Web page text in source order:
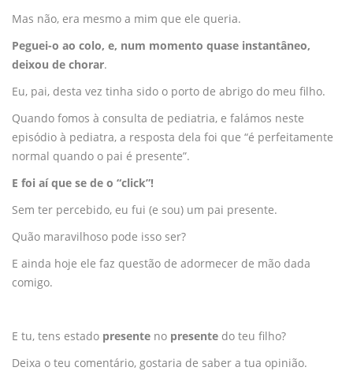
Mas não, era mesmo a mim que ele queria.
Peguei-o ao colo, e, num momento quase instantâneo,
deixou de chorar.
Eu, pai, desta vez tinha sido o porto de abrigo do meu filho.
Quando fomos à consulta de pediatria, e falámos neste
episódio à pediatra, a resposta dela foi que “é perfeitamente
normal quando o pai é presente”.
E foi aí que se de o “click”!
Sem ter percebido, eu fui (e sou) um pai presente.
Quão maravilhoso pode isso ser?
E ainda hoje ele faz questão de adormecer de mão dada
comigo.
E tu, tens estado presente no presente do teu filho?
Deixa o teu comentário, gostaria de saber a tua opinião.